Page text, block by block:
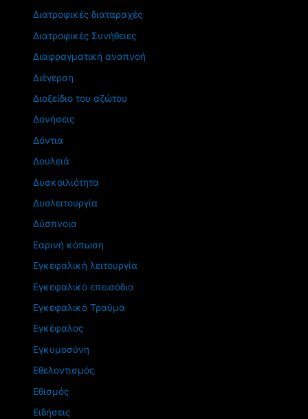
Διατροφικές διαταραχές
Διατροφικές Συνήθειες
Διαφραγματική αναπνοή
Διέγερση
Διοξείδιο του αζώτου
Δονήσεις
Δόντια
Δουλειά
Δυσκοιλιότητα
Δυσλειτουργία
Δύσπνοια
Εαρινή κόπωση
Εγκεφαλική λειτουργία
Εγκεφαλικό επεισόδιο
Εγκεφαλικό Τραύμα
Εγκέφαλος
Εγκυμοσύνη
Εθελοντισμός
Εθισμός
Ειδήσεις